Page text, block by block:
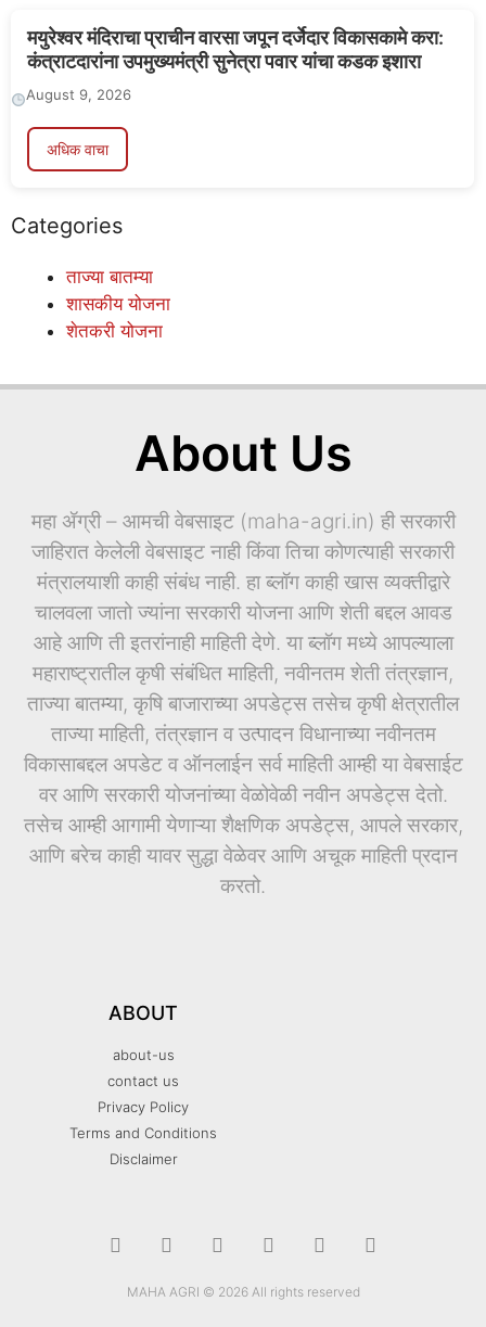
मयुरेश्वर मंदिराचा प्राचीन वारसा जपून दर्जेदार विकासकामे करा:
कंत्राटदारांना उपमुख्यमंत्री सुनेत्रा पवार यांचा कडक इशारा
August 9, 2026
अधिक वाचा
Categories
ताज्या बातम्या
शासकीय योजना
शेतकरी योजना
About Us
महा ॲग्री – आमची वेबसाइट (maha-agri.in) ही सरकारी
जाहिरात केलेली वेबसाइट नाही किंवा तिचा कोणत्याही सरकारी
मंत्रालयाशी काही संबंध नाही. हा ब्लॉग काही खास व्यक्तीद्वारे
चालवला जातो ज्यांना सरकारी योजना आणि शेती बद्दल आवड
आहे आणि ती इतरांनाही माहिती देणे. या ब्लॉग मध्ये आपल्याला
महाराष्ट्रातील कृषी संबंधित माहिती, नवीनतम शेती तंत्रज्ञान,
ताज्या बातम्या, कृषि बाजाराच्या अपडेट्स तसेच कृषी क्षेत्रातील
ताज्या माहिती, तंत्रज्ञान व उत्पादन विधानाच्या नवीनतम
विकासाबद्दल अपडेट व ऑनलाईन सर्व माहिती आम्ही या वेबसाईट
वर आणि सरकारी योजनांच्या वेळोवेळी नवीन अपडेट्स देतो.
तसेच आम्ही आगामी येणाऱ्या शैक्षणिक अपडेट्स, आपले सरकार,
आणि बरेच काही यावर सुद्धा वेळेवर आणि अचूक माहिती प्रदान
करतो.
ABOUT
about-us
contact us
Privacy Policy
Terms and Conditions
Disclaimer
MAHA AGRI © 2026 All rights reserved